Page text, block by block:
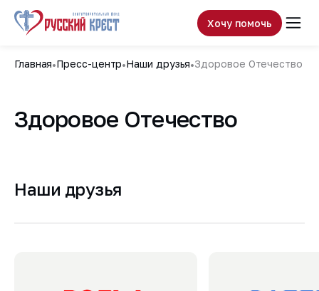
Хочу помочь
Главная Пресс-центр Наши друзья Здоровое Отечество
Здоровое Отечество
Наши друзья